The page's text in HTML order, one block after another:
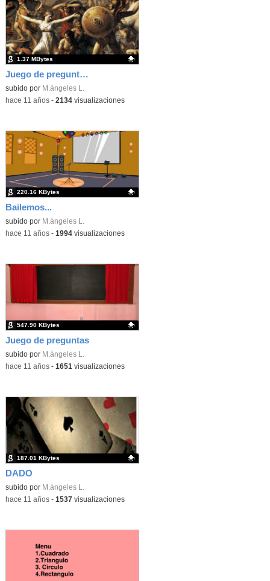
Juego de preguntas y respuestas
Contenido educativo.
subido por M.ángeles L.
1.37 MBytes
-hace 11 años- 2134visualizaciones
Bailemos...
Contenido educativo.
subido por M.ángeles L.
220.16 KBytes
-hace 11 años- 1994visualizaciones
Juego de preguntas
Contenido educativo.
subido por M.ángeles L.
547.90 KBytes
-hace 11 años- 1651 visualizaciones
DADO
Contenido educativo.
subido por M.ángeles L.
187.01 KBytes
-hace 11 años- 1537visualizaciones